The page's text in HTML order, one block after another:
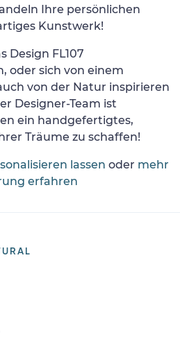
Ihre persönlichen
Kunstwerk!
Design FL107
oder sich von einem
von der Natur inspirieren
Designer-Team ist
ein handgefertigtes,
Träume zu schaffen!
lassen oder mehr
erfahren